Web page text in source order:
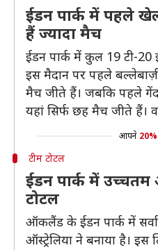
ईडन पार्क में पहले
हैं ज्यादा मैच
ईडन पार्क में कुल 19 टी-
इस मैदान पर पहले
मैच जीते हैं। जबकि पहले
यहां सिर्फ छह मैच जीते हैं।
आपने 20%
टीम टोटल
ईडन पार्क में
टोटल
ऑकलैंड के ईडन पार्क में
ऑस्ट्रेलिया ने बनाया है। इस